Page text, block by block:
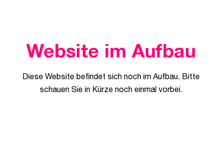
Website im Aufbau
Diese Website befindet sich noch im Aufbau. Bitte
schauen Sie in Kürze noch einmal vorbei.